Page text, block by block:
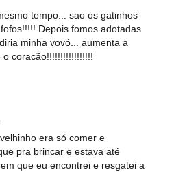
tempo... sao os gatinhos
Depois fomos adotadas
minha vovó... aumenta a
coracão!!!!!!!!!!!!!!!!!
era só comer e
pra brincar e estava até
que eu encontrei e resgatei a